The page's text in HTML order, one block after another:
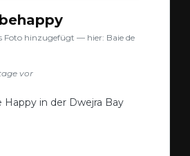
Foto hinzugefügt — hier: Baie de
vor
in der Dwejra Bay